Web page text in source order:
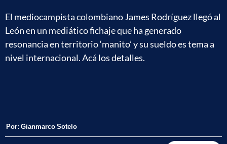
El mediocampista colombiano James Rodríguez llegó al
León en un mediático fichaje que ha generado
resonancia en territorio ‘manito’ y su sueldo es tema a
nivel internacional. Acá los detalles.
Por: Gianmarco Sotelo